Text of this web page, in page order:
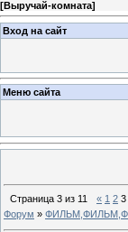
[Выручай-комната]
Вход на сайт
Меню сайта
Страница 3 из 11 « 1 2 3
Форум »